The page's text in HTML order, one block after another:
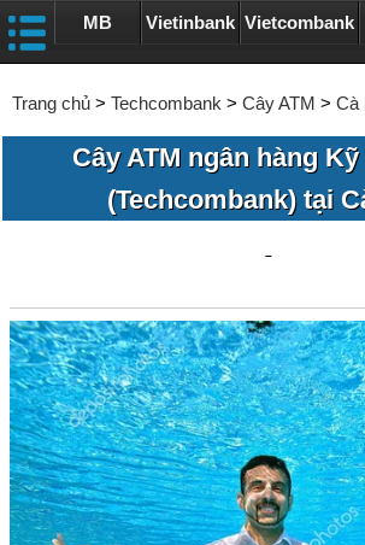
MB Vietinbank Vietcombank
Trang chủ > Techcombank > Cây ATM > Cà
Cây ATM ngân hàng
(Techcombank) tại